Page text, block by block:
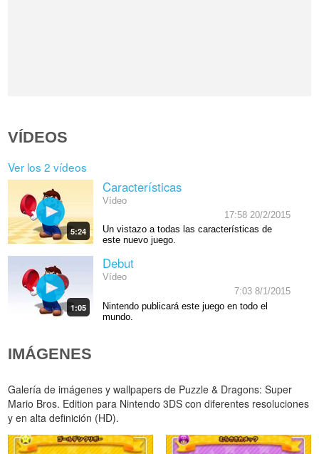
VÍDEOS
Ver los 2 vídeos
5:24
Características
Vídeo
17:58 20/2/2015
Un vistazo a todas las características de
este nuevo juego.
1:05
Debut
Vídeo
7:03 8/1/2015
Nintendo publicará este juego en todo el
mundo.
IMÁGENES
Galería de imágenes y wallpapers de Puzzle & Dragons: Super
Mario Bros. Edition para Nintendo 3DS con diferentes resoluciones
y en alta definición (HD).